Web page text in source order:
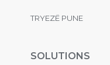
TRYEZË PUNE
SOLUTIONS